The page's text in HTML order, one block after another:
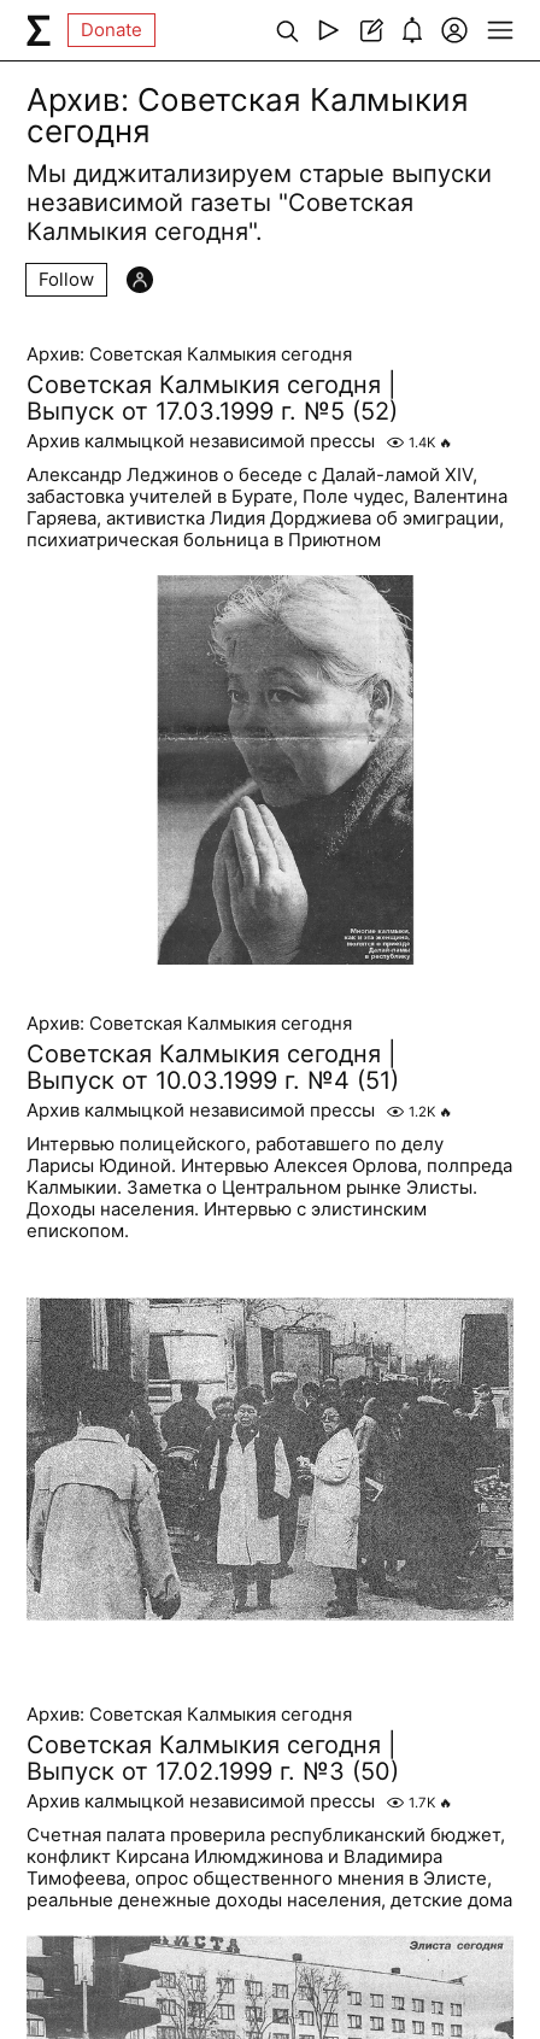
Donate
Архив: Советская Калмыкия
сегодня
Мы диджитализируем старые выпуски
независимой газеты "Советская
Калмыкия сегодня".
Follow
Архив: Советская Калмыкия сегодня
Советская Калмыкия сегодня |
Выпуск от 17.03.1999 г. №5 (52)
Архив калмыцкой независимой прессы 1.4K 🔥
Александр Леджинов о беседе с Далай-ламой XIV,
забастовка учителей в Бурате, Поле чудес, Валентина
Гаряева, активистка Лидия Дорджиева об эмиграции,
психиатрическая больница в Приютном
Архив: Советская Калмыкия сегодня
Советская Калмыкия сегодня |
Выпуск от 10.03.1999 г. №4 (51)
Архив калмыцкой независимой прессы 1.2K 🔥
Интервью полицейского, работавшего по делу
Ларисы Юдиной. Интервью Алексея Орлова, полпреда
Калмыкии. Заметка о Центральном рынке Элисты.
Доходы населения. Интервью с элистинским
епископом.
Архив: Советская Калмыкия сегодня
Советская Калмыкия сегодня |
Выпуск от 17.02.1999 г. №3 (50)
Архив калмыцкой независимой прессы 1.7K 🔥
Счетная палата проверила республиканский бюджет,
конфликт Кирсана Илюмджинова и Владимира
Тимофеева, опрос общественного мнения в Элисте,
реальные денежные доходы населения, детские дома